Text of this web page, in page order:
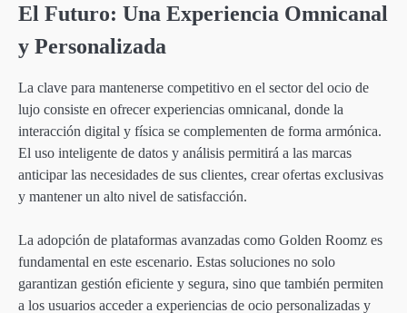
El Futuro: Una Experiencia Omnicanal
y Personalizada
La clave para mantenerse competitivo en el sector del ocio de
lujo consiste en ofrecer experiencias omnicanal, donde la
interacción digital y física se complementen de forma armónica.
El uso inteligente de datos y análisis permitirá a las marcas
anticipar las necesidades de sus clientes, crear ofertas exclusivas
y mantener un alto nivel de satisfacción.
La adopción de plataformas avanzadas como Golden Roomz es
fundamental en este escenario. Estas soluciones no solo
garantizan gestión eficiente y segura, sino que también permiten
a los usuarios acceder a experiencias de ocio personalizadas y